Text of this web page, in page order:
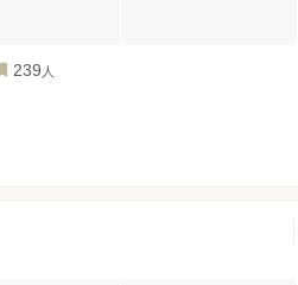
239 人